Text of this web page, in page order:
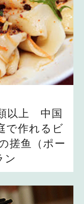
以上 中国
作れるビ
搓鱼（ポー
ン